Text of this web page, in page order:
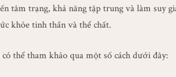
tâm trạng, khả năng tập trung và làm suy
khỏe tinh thần và thể chất.
thể tham khảo qua một số cách dưới đây: